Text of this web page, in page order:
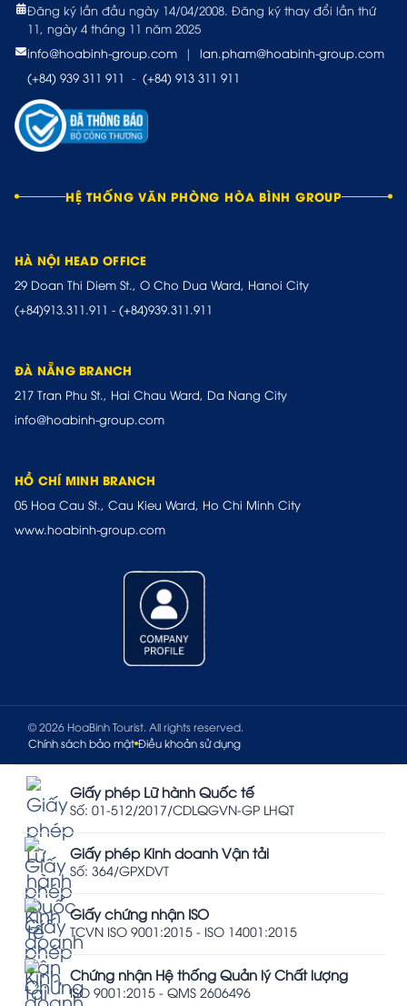
Đăng ký lần đầu ngày 14/04/2008. Đăng ký thay đổi lần thứ
11, ngày 4 tháng 11 năm 2025
info@hoabinh-group.com
|
lan.pham@hoabinh-group.com
(+84) 939 311 911 - (+84) 913 311 911
HỆ THỐNG VĂN PHÒNG HÒA BÌNH GROUP
HÀ NỘI HEAD OFFICE
29 Doan Thi Diem St., O Cho Dua Ward, Hanoi City
(+84)913.311.911 - (+84)939.311.911
ĐÀ NẴNG BRANCH
217 Tran Phu St., Hai Chau Ward, Da Nang City
info@hoabinh-group.com
HỒ CHÍ MINH BRANCH
05 Hoa Cau St., Cau Kieu Ward, Ho Chi Minh City
www.hoabinh-group.com
© 2026 HoaBinh Tourist. All rights reserved.
Chính sách bảo mật Điều khoản sử dụng
Giấy phép Lữ hành Quốc tế
Số: 01-512/2017/CDLQGVN-GP LHQT
Giấy phép Kinh doanh Vận tải
Số: 364/GPXDVT
Giấy chứng nhận ISO
TCVN ISO 9001:2015 - ISO 14001:2015
Chứng nhận Hệ thống Quản lý Chất lượng
ISO 9001:2015 - QMS 2606496